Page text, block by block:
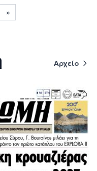
page
Last page
»
Αρχείο